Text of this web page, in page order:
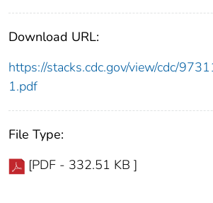
Download URL:
https://stacks.cdc.gov/view/cdc/
1.pdf
File Type:
[PDF - 332.51 KB ]